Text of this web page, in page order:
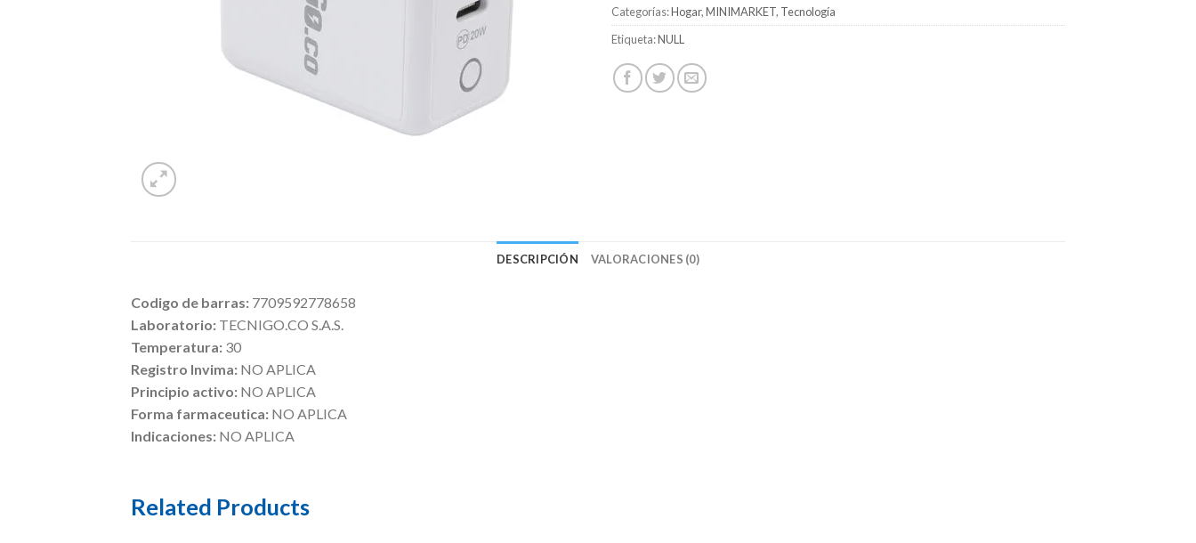
Categorías:Hogar,MINIMARKET, Tecnología
Etiqueta:NULL
DESCRIPCIÓN VALORACIONES (0)
Codigo de barras: 7709592778658
Laboratorio: TECNIGO.CO S.A.S.
Temperatura: 30
Registro Invima: NO APLICA
Principio activo: NO APLICA
Forma farmaceutica: NO APLICA
Indicaciones: NO APLICA
Related Products